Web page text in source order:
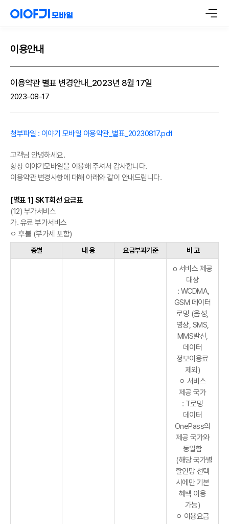
이용안내
이용약관 별표 변경안내_2023년 8월 17일
2023-08-17
첨부파일 : 이야기 모바일 이용약관_별표_20230817.pdf
고객님 안녕하세요.
항상 이야기모바일을 이용해 주셔서 감사합니다.
이용약관 변경사항에 대해 아래와 같이 안내드립니다.
[별표 1] SKT회선 요금표
(12) 부가서비스
가. 유료 부가서비스
ㅇ 후불 (부가세 포함)
종별 내 용 요금부과기준 비 고
o 서비스 제공
대상
: WCDMA,
GSM 데이터
로밍 (음성,
영상, SMS,
MMS발신,
데이터
정보이용료
제외)
ㅇ 서비스
제공 국가
: T로밍
데이터
OnePass의
제공 국가와
동일함
(해당 국가별
할인망 선택
시에만 기본
혜택 이용
가능)
ㅇ 이용요금